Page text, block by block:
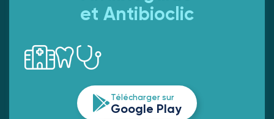
et Antibioclic
Télécharger sur
Google Play